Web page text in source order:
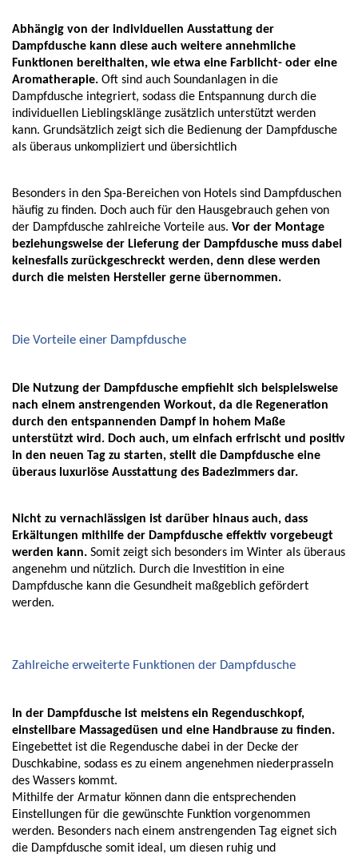
Abhängig von der individuellen Ausstattung der
Dampfdusche kann diese auch weitere annehmliche
Funktionen bereithalten, wie etwa eine Farblicht- oder eine
Aromatherapie. Oft sind auch Soundanlagen in die
Dampfdusche integriert, sodass die Entspannung durch die
individuellen Lieblingsklänge zusätzlich unterstützt werden
kann. Grundsätzlich zeigt sich die Bedienung der Dampfdusche
als überaus unkompliziert und übersichtlich
Besonders in den Spa-Bereichen von Hotels sind Dampfduschen
häufig zu finden. Doch auch für den Hausgebrauch gehen von
der Dampfdusche zahlreiche Vorteile aus. Vor der Montage
beziehungsweise der Lieferung der Dampfdusche muss dabei
keinesfalls zurückgeschreckt werden, denn diese werden
durch die meisten Hersteller gerne übernommen.
Die Vorteile einer Dampfdusche
Die Nutzung der Dampfdusche empfiehlt sich beispielsweise
nach einem anstrengenden Workout, da die Regeneration
durch den entspannenden Dampf in hohem Maße
unterstützt wird. Doch auch, um einfach erfrischt und positiv
in den neuen Tag zu starten, stellt die Dampfdusche eine
überaus luxuriöse Ausstattung des Badezimmers dar.
Nicht zu vernachlässigen ist darüber hinaus auch, dass
Erkältungen mithilfe der Dampfdusche effektiv vorgebeugt
werden kann. Somit zeigt sich besonders im Winter als überaus
angenehm und nützlich. Durch die Investition in eine
Dampfdusche kann die Gesundheit maßgeblich gefördert
werden.
Zahlreiche erweiterte Funktionen der Dampfdusche
In der Dampfdusche ist meistens ein Regenduschkopf,
einstellbare Massagedüsen und eine Handbrause zu finden.
Eingebettet ist die Regendusche dabei in der Decke der
Duschkabine, sodass es zu einem angenehmen niederprasseln
des Wassers kommt.
Mithilfe der Armatur können dann die entsprechenden
Einstellungen für die gewünschte Funktion vorgenommen
werden. Besonders nach einem anstrengenden Tag eignet sich
die Dampfdusche somit ideal, um diesen ruhig und